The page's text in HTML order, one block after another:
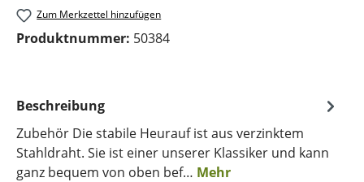
Zum Merkzettel hinzufügen
Produktnummer: 50384
Beschreibung
Zubehör Die stabile Heurauf ist aus verzinktem
Stahldraht. Sie ist einer unserer Klassiker und kann
ganz bequem von oben bef… Mehr